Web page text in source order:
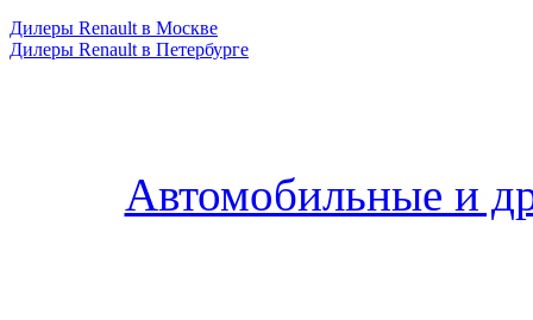
Дилеры Renault в Москве
Дилеры Renault в Петербурге
Автомобильные и